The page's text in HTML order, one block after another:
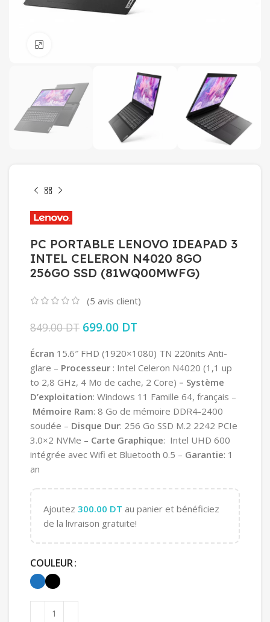
PC PORTABLE LENOVO IDEAPAD 3
INTEL CELERON N4020 8GO
256GO SSD (81WQ00MWFG)
(5 avis client)
849.00DT Le prix initial était : 849.00 DT.
699.00 DT
Écran 15.6″ FHD (1920×1080) TN 220nits Anti-
glare – Processeur : Intel Celeron N4020 (1,1 up
to 2,8 GHz, 4 Mo de cache, 2 Core) – Système
D’exploitation: Windows 11 Famille 64, français –
Mémoire Ram: 8 Go de mémoire DDR4-2400
soudée – Disque Dur: 256 Go SSD M.2 2242 PCIe
3.0×2 NVMe – Carte Graphique: Intel UHD 600
intégrée avec Wifi et Bluetooth 0.5 – Garantie: 1
an
Ajoutez 300.00 DT au panier et bénéficiez
de la livraison gratuite!
COULEUR